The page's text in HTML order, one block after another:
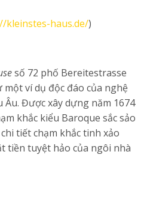
kleinstes-haus.de/)
số 72 phố Bereitestrasse
ví dụ độc đáo của nghệ
Được xây dựng năm 1674
khắc kiểu Baroque sắc sảo
tiết chạm khắc tinh xảo
tiền tuyệt hảo của ngôi nhà